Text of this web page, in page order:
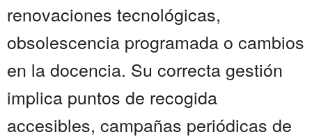
renovaciones tecnológicas,
obsolescencia programada o cambios
en la docencia. Su correcta gestión
implica puntos de recogida
accesibles, campañas periódicas de